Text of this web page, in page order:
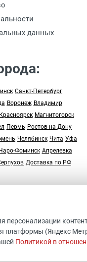
данных
Санкт-Петербург
Воронеж Владимир
Красноярск Магнитогорск
Пермь Ростов на Дону
Челябинск Чита Уфа
Наро-Фоминск Апрелевка
Доставка по РФ
ИСКЛЮЧИТЕЛЬНО
ПУБЛИЧНО
СТАТЬИ 437
персонализации
платформы (Яндекс
Политикой в